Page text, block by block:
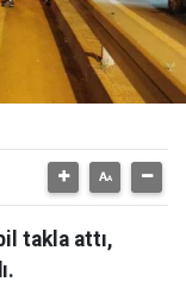
takla attı,